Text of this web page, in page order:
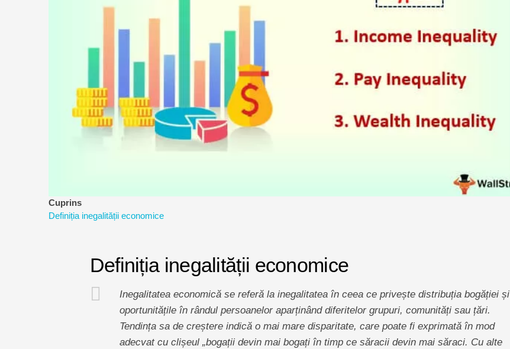
Cuprins
Definiția inegalității economice
Definiția inegalității economice
Inegalitatea economică se referă la inegalitatea în ceea ce privește distribuția bogăției și
oportunitățile în rândul persoanelor aparținând diferitelor grupuri, comunități sau țări.
Tendința sa de creștere indică o mai mare disparitate, care poate fi exprimată în mod
adecvat cu clișeul „bogații devin mai bogați în timp ce săracii devin mai săraci. Cu alte